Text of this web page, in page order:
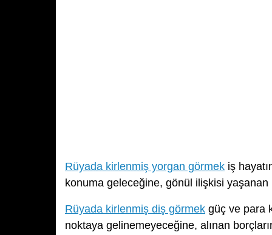
Rüyada kirlenmiş yorgan görmek iş
konuma geleceğine, gönül ilişkisi
Rüyada kirlenmiş diş görmek güç ve para
noktaya gelinemeyeceğine, alınan